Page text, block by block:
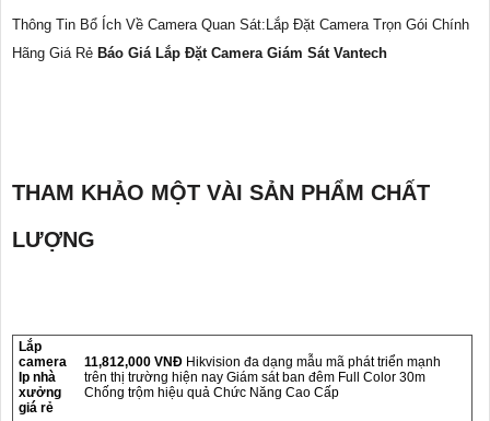
Thông Tin Bổ Ích Về Camera Quan Sát:Lắp Đặt Camera Trọn Gói Chính
Hãng Giá Rẻ Báo Giá Lắp Đặt Camera Giám Sát Vantech
THAM KHẢO MỘT VÀI SẢN PHẨM CHẤT
LƯỢNG
Lắp
camera
Ip nhà
xưởng
giá rẻ
11,812,000 VNĐ Hikvision đa dạng mẫu mã phát triển mạnh
trên thị trường hiện nay Giám sát ban đêm Full Color 30m
Chống trộm hiệu quả Chức Năng Cao Cấp